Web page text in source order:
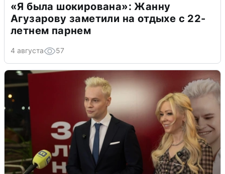
«Я была шокирована»: Жанну
Агузарову заметили на отдыхе с 22-
летнем парнем
4 августа 57